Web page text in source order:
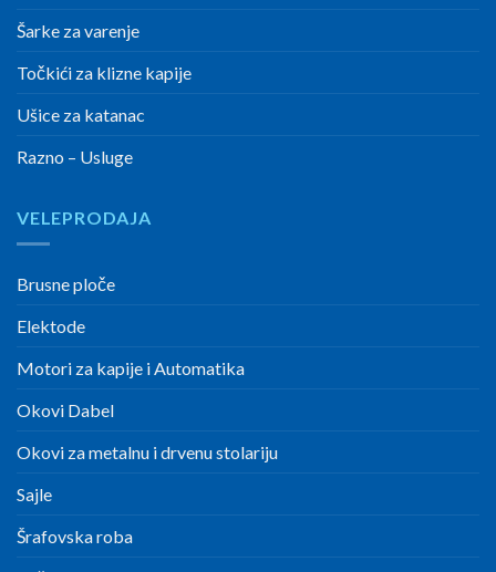
Šarke za varenje
Točkići za klizne kapije
Ušice za katanac
Razno – Usluge
VELEPRODAJA
Brusne ploče
Elektode
Motori za kapije i Automatika
Okovi Dabel
Okovi za metalnu i drvenu stolariju
Sajle
Šrafovska roba